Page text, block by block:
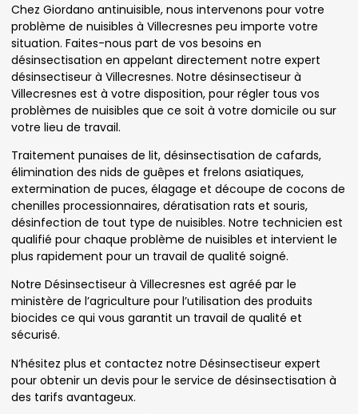
Chez Giordano antinuisible, nous intervenons pour votre
problème de nuisibles à Villecresnes peu importe votre
situation. Faites-nous part de vos besoins en
désinsectisation en appelant directement notre expert
désinsectiseur à Villecresnes. Notre désinsectiseur à
Villecresnes est à votre disposition, pour régler tous vos
problèmes de nuisibles que ce soit à votre domicile ou sur
votre lieu de travail.
Traitement punaises de lit, désinsectisation de cafards,
élimination des nids de guêpes et frelons asiatiques,
extermination de puces, élagage et découpe de cocons de
chenilles processionnaires, dératisation rats et souris,
désinfection de tout type de nuisibles. Notre technicien est
qualifié pour chaque problème de nuisibles et intervient le
plus rapidement pour un travail de qualité soigné.
Notre Désinsectiseur à Villecresnes est agréé par le
ministère de l’agriculture pour l’utilisation des produits
biocides ce qui vous garantit un travail de qualité et
sécurisé.
N’hésitez plus et contactez notre Désinsectiseur expert
pour obtenir un devis pour le service de désinsectisation à
des tarifs avantageux.